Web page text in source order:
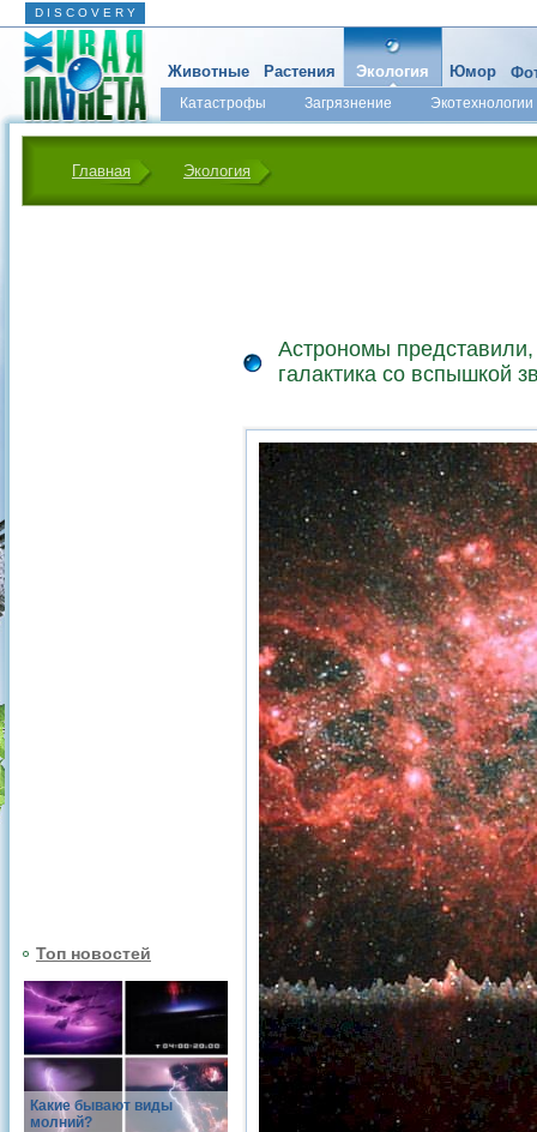
D I S C O V E R Y
Животные Растения Экология
Катастрофы Загрязнение Экотехнологии
Юмор
Главная Экология
Топ новостей
Какие бывают виды
молний?
Астрономы представили,
галактика со вспышкой